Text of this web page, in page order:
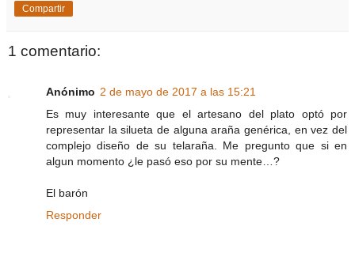
Compartir
1 comentario:
Anónimo 2 de mayo de 2017 a las 15:21
Es muy interesante que el artesano del plato optó por
representar la silueta de alguna araña genérica, en vez del
complejo diseño de su telaraña. Me pregunto que si en
algun momento ¿le pasó eso por su mente…?
El barón
Responder